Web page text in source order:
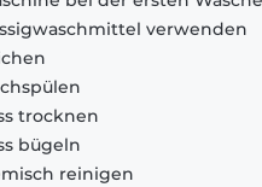
verwenden
trocknen
bügeln
reinigen